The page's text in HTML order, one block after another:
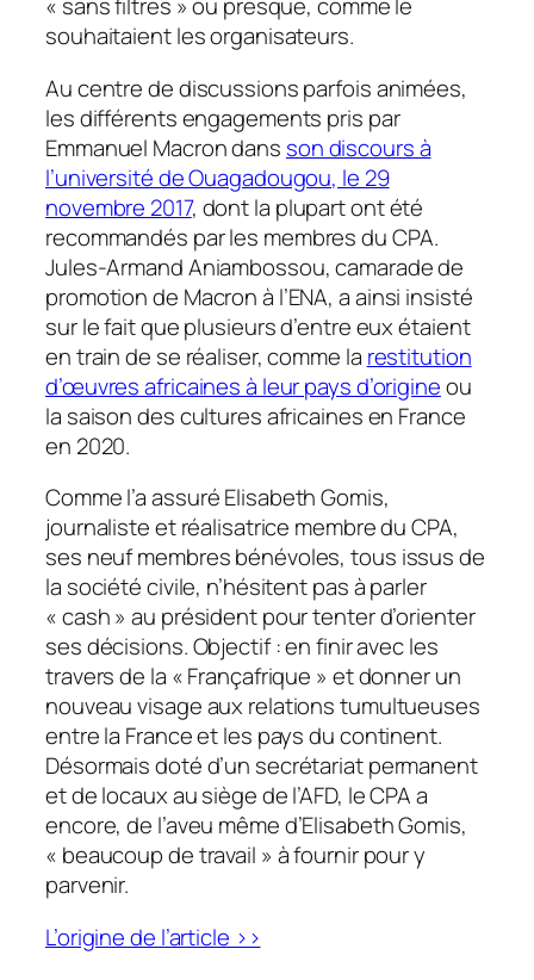
« sans filtres » ou presque, comme le
souhaitaient les organisateurs.
Au centre de discussions parfois animées,
les différents engagements pris par
Emmanuel Macron dans son discours à
l’université de Ouagadougou, le 29
novembre 2017, dont la plupart ont été
recommandés par les membres du CPA.
Jules-Armand Aniambossou, camarade de
promotion de Macron à l’ENA, a ainsi insisté
sur le fait que plusieurs d’entre eux étaient
en train de se réaliser, comme la restitution
d’œuvres africaines à leur pays d’origineou
la saison des cultures africaines en France
en 2020.
Comme l’a assuré Elisabeth Gomis,
journaliste et réalisatrice membre du CPA,
ses neuf membres bénévoles, tous issus de
la société civile, n’hésitent pas à parler
« cash » au président pour tenter d’orienter
ses décisions. Objectif : en finir avec les
travers de la « Françafrique » et donner un
nouveau visage aux relations tumultueuses
entre la France et les pays du continent.
Désormais doté d’un secrétariat permanent
et de locaux au siège de l’AFD, le CPA a
encore, de l’aveu même d’Elisabeth Gomis,
« beaucoup de travail » à fournir pour y
parvenir.
L’origine de l’article >>